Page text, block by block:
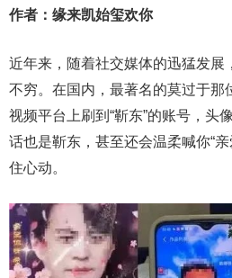
作者：缘来凯始玺欢你
近年来，随着社交媒体的迅猛发展
不穷。在国内，最著名的莫过于那
视频平台上刷到“靳东”的账号，头
话也是靳东，甚至还会温柔喊你“亲
住心动。